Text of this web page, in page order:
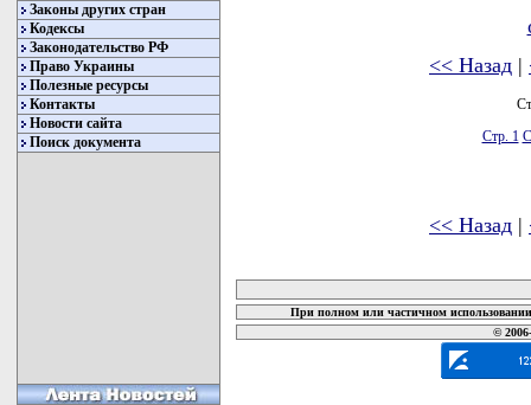
Законы других стран
Кодексы
Законодательство РФ
Право Украины
Полезные ресурсы
Контакты
Новости сайта
Поиск документа
<< Назад |
Стр. 1
<< Назад |
При полном или частичном
©